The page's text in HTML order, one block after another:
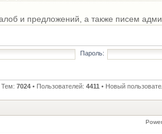
и предложений, а также писем
Пароль:
Тем: 7024 • Пользователей: 4411 • Новый